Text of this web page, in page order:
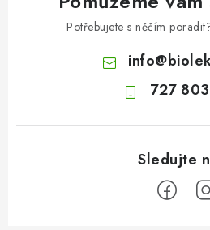
Potřebujete s něčím
info@
727